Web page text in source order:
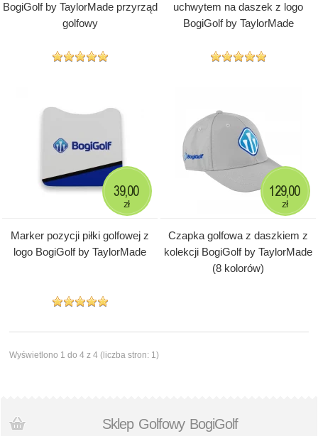
BogiGolf by TaylorMade przyrząd
golfowy
uchwytem na daszek z logo
BogiGolf by TaylorMade
Marker pozycji piłki golfowej z
logo BogiGolf by TaylorMade
39,00
zł
Czapka golfowa z daszkiem z
kolekcji BogiGolf by TaylorMade
(8 kolorów)
129,00
zł
Wyświetlono 1 do 4 z 4 (liczba stron: 1)
Sklep Golfowy BogiGolf